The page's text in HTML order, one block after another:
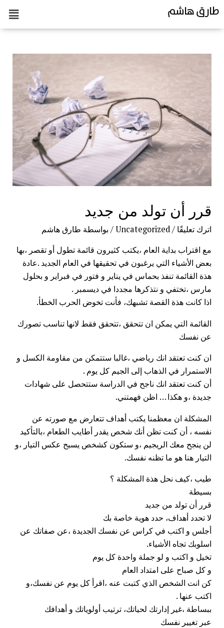
طارق هاشم
قرر أن تولد من جديد
اترك تعليقًا /
Uncategorized/ بواسطة طارق هاشم
مع اقتراب بداية العام ،يكتب كثيرون قائمة تطول أو تقصر ،بها
بعض الأشياء التي يرغبون في تحقيقها في العام الجديد .عادة
هذة القائمة تنفذ بحماس في يناير و فتور في فبراير و بحلول
مارس ،تختفي و نتذكرها مجددا في ديسمبر .
اذا كانت هذة القصة تشبهك، فأنت تخوض الحرب الخطأ.
القائمة التي يمكن ان تتحقق ،تتحقق فقط لانها تناسب تصورك
عن نفسك
ان كنت تعتقد انك رياضي ،غالبا ستتمكن من مقاومة الكسل و
الاستمرار في الذهاب إلى الجيم كل يوم .
أن كنت تعتقد انك ناجح في الدراسة ستتحصل على شهادات
جديدة ،و هكذا … اظن فهمتني.
المشكلة ان معظمنا يكتب أهداف تتعارض مع صورته عن
نفسه ، أن كنت تظن أنك شخص يقدر أطايب الطعام ،بالتأكيد
لن ينجح معك الريجيم ،و ستكون كشخص يسبح عكس التيار ،و
التيار هنا هو ما تظنه نفسك.
طيب ،كيف نحل هذة المشكلة ؟
بسيطة
قرر أن تولد من جديد
لا تحدد أهداف، حدد هوية خاصة بك
أجلس و اكتب في كراس عن نفسك الجديدة ،عن صفاتك عن
اسلوبك تجاه الأشياء.
تخيل و اكتب و لو جملة واحدة كل يوم
و كل صباح على امتداد العام
كن انت الشخص الذي كتبت عنه ،اقرأ كل يوم عن نفسك،و
اكتب عنها .
ببساطة ،غير إدارتك لحياتك، ترتيب أولوياتك و أهدافك
عبر تغيير نفسك